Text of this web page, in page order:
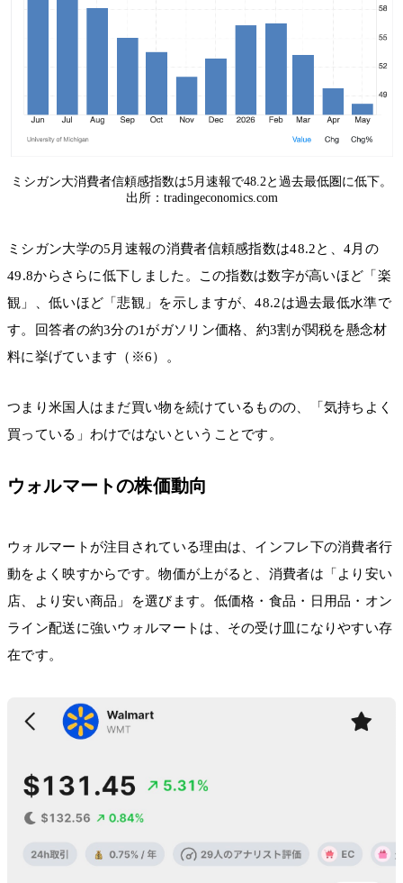
ミシガン大消費者信頼感指数は5月速報で48.2と過去最低圏に低下。
出所：tradingeconomics.com
ミシガン大学の5月速報の消費者信頼感指数は48.2と、4月の
49.8からさらに低下しました。この指数は数字が高いほど「楽
観」、低いほど「悲観」を示しますが、48.2は過去最低水準で
す。回答者の約3分の1がガソリン価格、約3割が関税を懸念材
料に挙げています（※6）。
つまり米国人はまだ買い物を続けているものの、「気持ちよく
買っている」わけではないということです。
ウォルマートの株価動向
ウォルマートが注目されている理由は、インフレ下の消費者行
動をよく映すからです。物価が上がると、消費者は「より安い
店、より安い商品」を選びます。低価格・食品・日用品・オン
ライン配送に強いウォルマートは、その受け皿になりやすい存
在です。